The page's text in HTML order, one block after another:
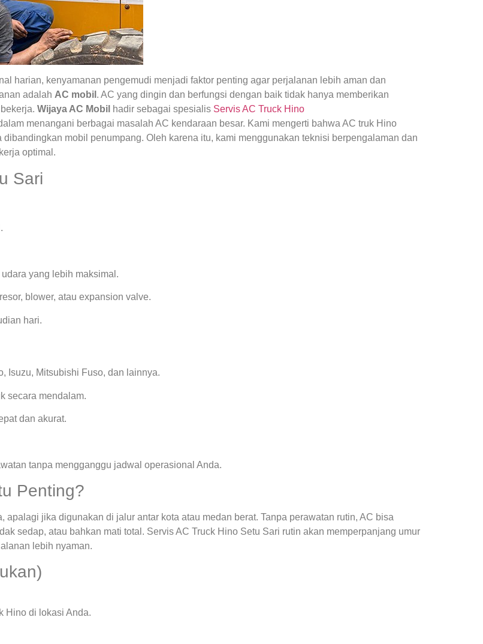
harian, kenyamanan pengemudi menjadi faktor penting agar perjalanan lebih aman dan
adalah AC mobil . AC yang dingin dan berfungsi dengan baik tidak hanya memberikan
Wijaya AC Mobil hadir sebagai spesialis Servis AC Truck Hino
menangani berbagai masalah AC kendaraan besar. Kami mengerti bahwa AC truk Hino
mobil penumpang. Oleh karena itu, kami menggunakan teknisi berpengalaman dan
optimal.
Sari
yang lebih maksimal.
blower, atau expansion valve.
hari.
Isuzu, Mitsubishi Fuso, dan lainnya.
secara mendalam.
dan akurat.
tanpa mengganggu jadwal operasional Anda.
Penting?
jika digunakan di jalur antar kota atau medan berat. Tanpa perawatan rutin, AC bisa
sedap, atau bahkan mati total. Servis AC Truck Hino Setu Sari rutin akan memperpanjang umur
lebih nyaman.
Hino di lokasi Anda.